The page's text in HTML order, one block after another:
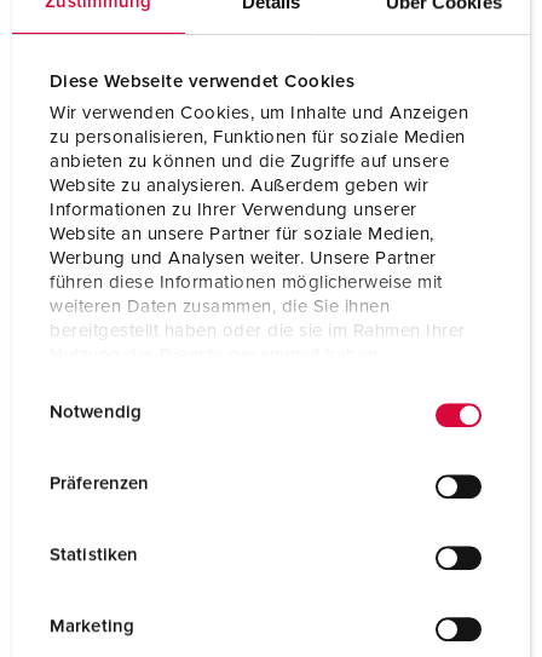
Diese Webseite verwendet Cookies
Wir verwenden Cookies, um Inhalte und Anzeigen
zu personalisieren, Funktionen für soziale Medien
anbieten zu können und die Zugriffe auf unsere
Website zu analysieren. Außerdem geben wir
Informationen zu Ihrer Verwendung unserer
Website an unsere Partner für soziale Medien,
Werbung und Analysen weiter. Unsere Partner
führen diese Informationen möglicherweise mit
weiteren Daten zusammen, die Sie ihnen
bereitgestellt haben oder die sie im Rahmen Ihrer
Notwendig
Präferenzen
Statistiken
Marketing
Volt 400 V
Klokkeposisjon 6 h
Hertz 50-60 Hz
Tilkoblingsmåte skrukontakt
Kontakt standard
Kapslingsgrad IP67
Husmateriale Kunststoff, høy kjemikaliebestandighet / AMELAN